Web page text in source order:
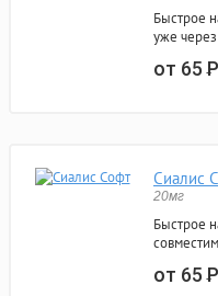
Быстрое
уже
от 65Р
Сиалис
20мг
Быстрое
от 65Р